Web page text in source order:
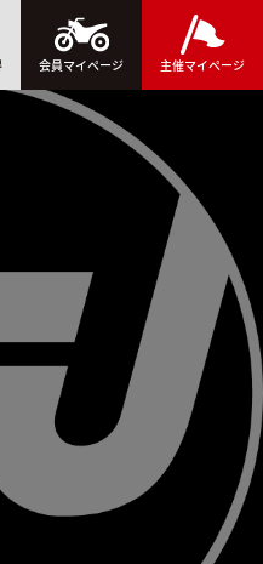
会員マイページ 主催マイページ